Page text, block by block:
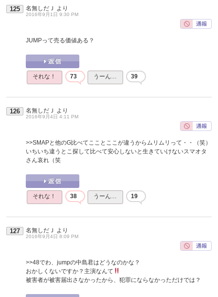
125 名無しだＪ より
2016年9月1日 9:30 PM
JUMPって売る価値ある？
それな！ 73 うーん… 39
126 名無しだＪ より
2016年9月4日 4:11 PM
>>SMAPと他のG比べてこことここが違うからムリムリって・・（笑）
いちいち違うとこ探して比べて安心しないと生きていけないスマオタ
さん哀れ（笑
それな！ 38 うーん… 19
127 名無しだＪ より
2016年9月4日 8:09 PM
>>48でわ、jumpの中島君はどうなのかな？
おかしくないですか？主演なんて
被害者が被害届出さなかったから、犯罪にならなかっただけでは？